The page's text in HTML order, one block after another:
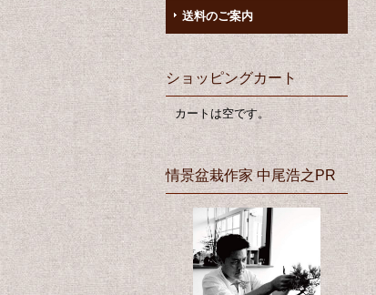
送料のご案内
ショッピングカート
カートは空です。
情景盆栽作家 中尾浩之PR